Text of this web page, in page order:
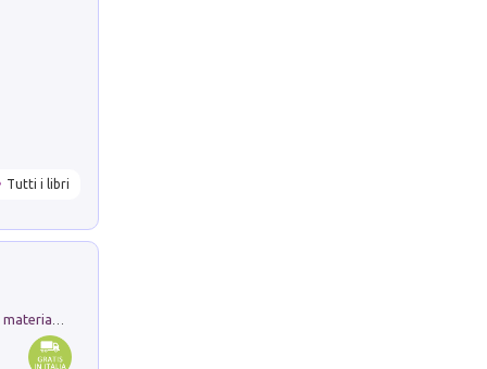
Tutti i libri